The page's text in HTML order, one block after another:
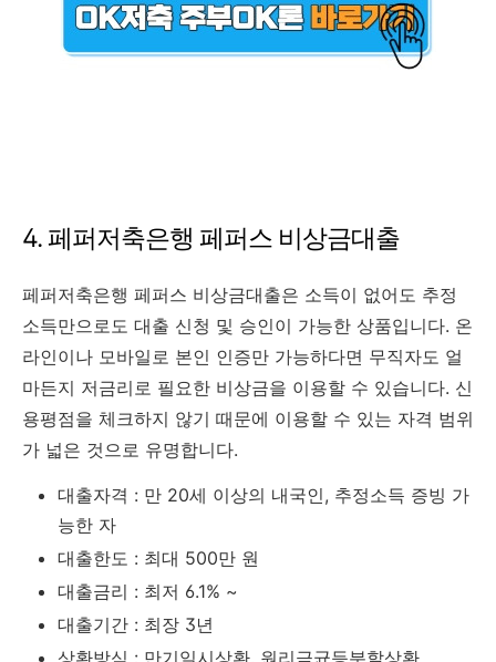
4. 페퍼저축은행 페퍼스 비상금대출
페퍼저축은행 페퍼스 비상금대출은 소득이 없어도 추정
소득만으로도 대출 신청 및 승인이 가능한 상품입니다. 온
라인이나 모바일로 본인 인증만 가능하다면 무직자도 얼
마든지 저금리로 필요한 비상금을 이용할 수 있습니다. 신
용평점을 체크하지 않기 때문에 이용할 수 있는 자격 범위
가 넓은 것으로 유명합니다.
대출자격 : 만 20세 이상의 내국인, 추정소득 증빙 가
능한 자
대출한도 : 최대 500만 원
대출금리 : 최저 6.1% ~
대출기간 : 최장 3년